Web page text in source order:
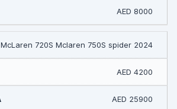
AED 8000
McLaren 720S Mclaren 750S spider 2024
AED 4200
AED 25900